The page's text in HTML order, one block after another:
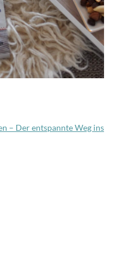
– Der entspannte Weg ins